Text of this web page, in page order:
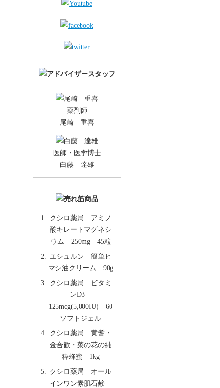
薬剤師
尾崎 重喜
医師・医学博士
白藤 達雄
クシロ薬局 アミノ
酸キレートマグネシ
ウム 250mg 45粒
エシュルン 簡単ヒ
マシ油クリーム 90g
クシロ薬局 ビタミ
ンD3
125mcg(5,000IU) 60
ソフトジェル
クシロ薬局 黄耆・
金合歓・菜の花の純
粋蜂蜜 1kg
クシロ薬局 オール
インワン素肌石鹸